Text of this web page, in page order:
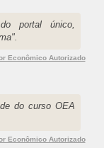
portal único,
Econômico Autorizado
do curso OEA
Econômico Autorizado